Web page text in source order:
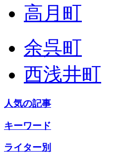
高月町
余呉町
西浅井町
人気の記事
キーワード
ライター別